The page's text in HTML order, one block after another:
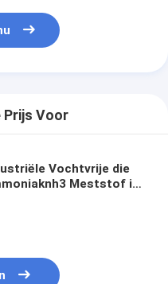
Prijs Voor
Vochtvrije die
Meststof in